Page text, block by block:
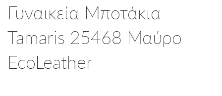
Γυναικεία Mποτάκια
Tamaris 25468 Μαύρο
EcoLeather